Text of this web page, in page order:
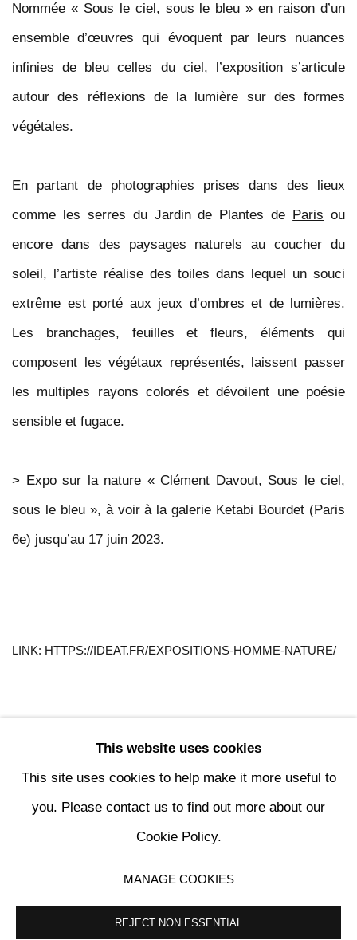
Nommée « Sous le ciel, sous le bleu » en raison d’un
ensemble d’œuvres qui évoquent par leurs nuances
infinies de bleu celles du ciel, l’exposition s’articule
autour des réflexions de la lumière sur des formes
végétales.
En partant de photographies prises dans des lieux
comme les serres du Jardin de Plantes de Paris ou
encore dans des paysages naturels au coucher du
soleil, l’artiste réalise des toiles dans lequel un souci
extrême est porté aux jeux d’ombres et de lumières.
Les branchages, feuilles et fleurs, éléments qui
composent les végétaux représentés, laissent passer
les multiples rayons colorés et dévoilent une poésie
sensible et fugace.
> Expo sur la nature « Clément Davout, Sous le ciel,
sous le bleu », à voir à la galerie Ketabi Bourdet (Paris
6e) jusqu’au 17 juin 2023.
LINK: HTTPS://IDEAT.FR/EXPOSITIONS-HOMME-NATURE/
COPYRIGHT © 2024 KETABI BOURDET
This website uses cookies
This site uses cookies to help make it more useful to
you. Please contact us to find out more about our
Cookie Policy.
MANAGE COOKIES
REJECT NON ESSENTIAL